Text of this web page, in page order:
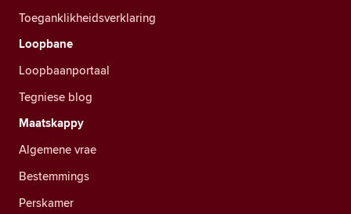
Toeganklikheidsverklaring
Loopbane
Loopbaanportaal
Tegniese blog
Maatskappy
Algemene vrae
Bestemmings
Perskamer